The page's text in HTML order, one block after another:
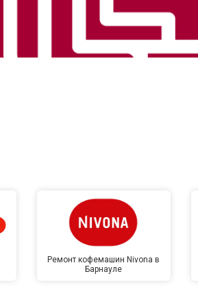
Ремонт кофемашин Nivona в
Барнауле